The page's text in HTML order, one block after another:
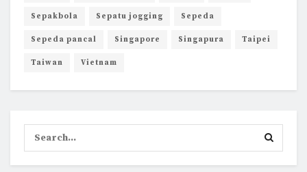
Sepakbola Sepatu jogging Sepeda
Sepeda pancal Singapore Singapura Taipei
Taiwan Vietnam